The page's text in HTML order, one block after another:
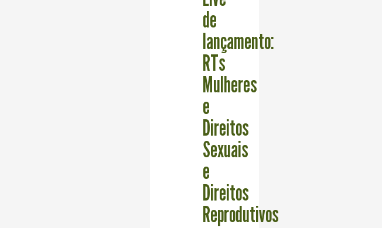
de
lançamento:
RTs
Mulheres
e
Direitos
Sexuais
e
Direitos
Reprodutivos